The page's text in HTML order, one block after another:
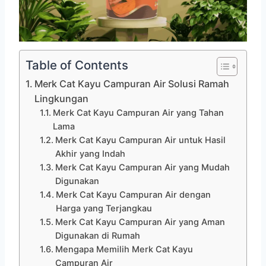
Table of Contents
Merk Cat Kayu Campuran Air Solusi Ramah
Lingkungan
Merk Cat Kayu Campuran Air yang Tahan
Lama
Merk Cat Kayu Campuran Air untuk Hasil
Akhir yang Indah
Merk Cat Kayu Campuran Air yang Mudah
Digunakan
Merk Cat Kayu Campuran Air dengan
Harga yang Terjangkau
Merk Cat Kayu Campuran Air yang Aman
Digunakan di Rumah
Mengapa Memilih Merk Cat Kayu
Campuran Air